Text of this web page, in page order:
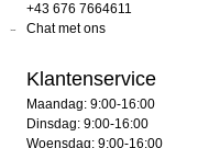
+43 676 7664611
Chat met ons
Klantenservice
Maandag: 9:00-16:00
Dinsdag: 9:00-16:00
Woensdag: 9:00-16:00